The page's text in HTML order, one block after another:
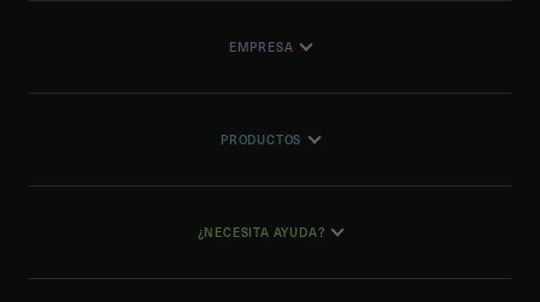
EMPRESA
PRODUCTOS
¿NECESITA AYUDA?